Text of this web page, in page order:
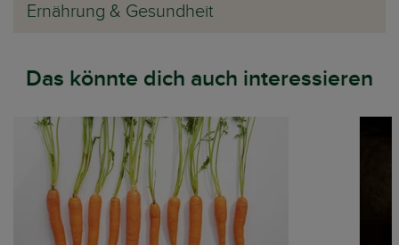
Ernährung & Gesundheit
Das könnte dich auch interessieren